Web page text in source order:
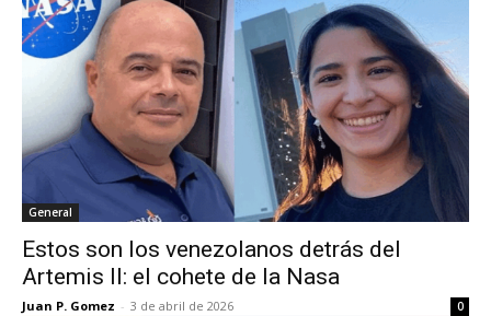
General
Estos son los venezolanos detrás del
Artemis II: el cohete de la Nasa
Juan P. Gomez - 3 de abril de 2026 0